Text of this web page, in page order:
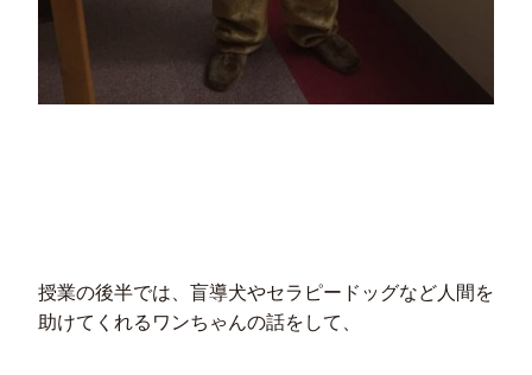
授業の後半では、盲導犬やセラピードッグなど人間を
助けてくれるワンちゃんの話をして、